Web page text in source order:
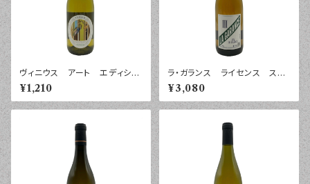
ヴィニウス アート エディショ
ン シャルドネ ペイ・ドック
２０２５年 ７５０ｍｌ
¥1,210
ラ・ガランス ライセンス スリ
ー ブラン ヴァン・ド・フラン
ス ２０２５年 ７５０ｍｌ
¥3,080